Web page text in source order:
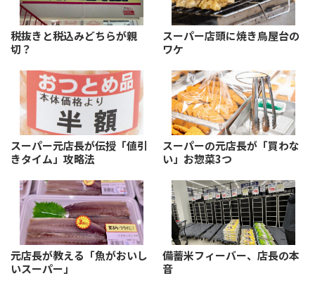
税抜きと税込みどちらが親
切？
スーパー店頭に焼き鳥屋台の
ワケ
スーパー元店長が伝授「値引
きタイム」攻略法
スーパーの元店長が「買わな
い」お惣菜3つ
元店長が教える「魚がおいし
いスーパー」
備蓄米フィーバー、店長の本
音